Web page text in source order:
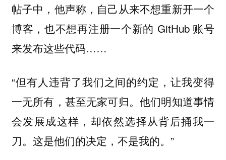
帖子中，他声称，自己从来不想重新开一个
博客，也不想再注册一个新的 GitHub 账号
来发布这些代码……
“但有人违背了我们之间的约定，让我变得
一无所有，甚至无家可归。他们明知道事情
会发展成这样，却依然选择从背后捅我一
刀。这是他们的决定，不是我的。”